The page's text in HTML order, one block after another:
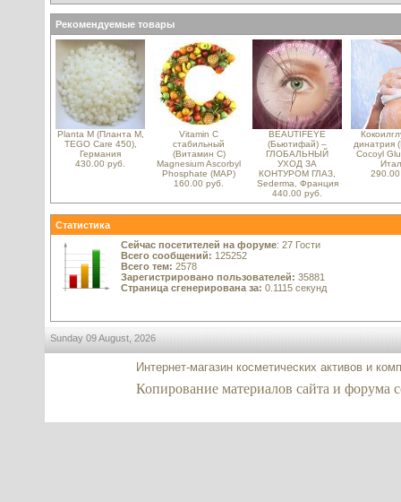
Рекомендуемые товары
Planta M (Планта М,
TEGO Care 450),
Германия
430.00 руб.
Vitamin C
стабильный
(Витамин C)
Magnesium Ascorbyl
Phosphate (MAP)
160.00 руб.
BEAUTIFEYE
(Бьютифай) –
ГЛОБАЛЬНЫЙ
УХОД ЗА
КОНТУРОМ ГЛАЗ,
Sederma, Франция
440.00 руб.
динатрия
Cocoyl
Статистика
Сейчас посетителей на форуме: 27 Гости
Всего сообщений: 125252
Всего тем: 2578
Зарегистрировано пользователей: 35881
Страница сгенерирована за: 0.1115 секунд
Sunday 09 August, 2026
Интернет-магазин косметических активов и
Копирование материалов сайта и форума